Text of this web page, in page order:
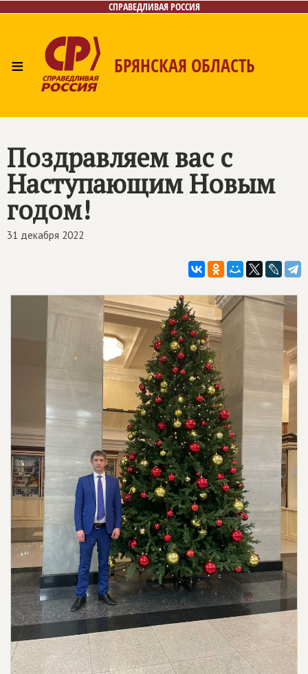
СПРАВЕДЛИВАЯ РОССИЯ
≡ БРЯНСКАЯ ОБЛАСТЬ
Поздравляем вас с
Наступающим Новым
годом!
31 декабря 2022